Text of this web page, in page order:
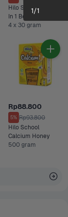
Hilo Susu Bubuk 3
In 1 Belgian
Chocolate
4 x 30 gram
Rp88.800
5% Rp93.800
Hilo School
500 gram
1/1